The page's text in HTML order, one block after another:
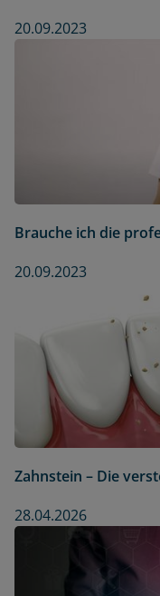
20.09.2023
Brauche ich die
20.09.2023
Zahnstein – Die
28.04.2026